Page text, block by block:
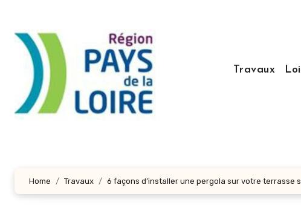
contenu
principal
Travaux
Home Travaux 6 façons d’installer une pergola sur votre terrasse